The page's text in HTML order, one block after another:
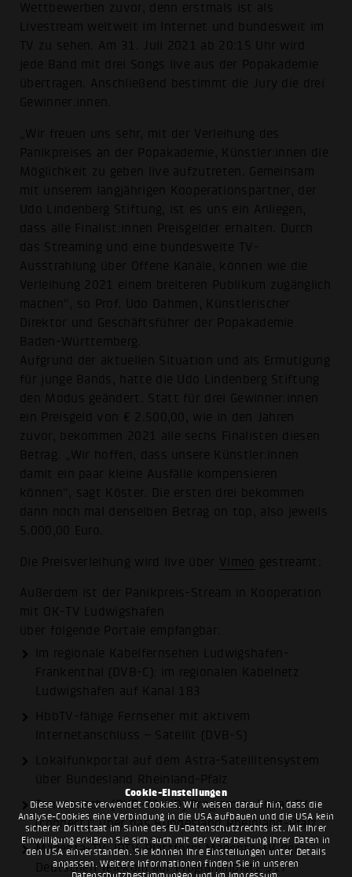
Cookie-Einstellungen
Diese Website verwendet Cookies. Wir weisen darauf hin, dass die
Analyse-Cookies eine Verbindung in die USA aufbauen und die USA kein
sicherer Drittstaat im Sinne des EU-Datenschutzrechts ist. Mit Ihrer
Einwilligung erklären Sie sich auch mit der Verarbeitung Ihrer Daten in
den USA einverstanden. Sie können Ihre Einstellungen unter Details
anpassen. Weitere Informationen finden Sie in unseren
Wettbewerben zuvor, denn erstmals ist als
Livestream weltweit im Internet und bundesweit im
TV zu sehen. Am 31. Juli 2021 ab 20:15 Uhr wird
jede Band mit drei Songs live aus der Popakademie
übertragen. Anschließend bestimmt die Jury die drei
Gewinner:innen.
„Wir freuen uns sehr, mit der Verleihung des
Panikpreises an der Popakademie, Künstler:innen die
Möglichkeit zu geben live aufzutreten. Gemeinsam
mit unserem langjährigen Kooperationspartner, der
Udo Lindenberg Stiftung, ist es uns ein Anliegen,
dass alle Finalist:innen Preisgelder erhalten. Durch
das Streaming und eine bundesweite TV-
Ausstrahlung über Offene Kanäle, können wie die
Verleihung 2021 einem breiteren Publikum zugänglich
machen“, so Prof. Udo Dahmen, Künstlerischer
Direktor und Geschäftsführer der Popakademie
Baden-Württemberg.
Aufgrund der aktuellen Situation und als Ermutigung
für junge Bands, hatte die Udo Lindenberg Stiftung
den Modus geändert. Statt für drei Gewinner:innen
ein Preisgeld von € 2.500,00, wie in den Jahren
zuvor, bekommen 2021 alle sechs Finalisten diesen
Betrag. „Wir hoffen, dass unsere Künstler:innen
damit ein paar kleine Ausfälle kompensieren
können“, sagt Köster. Die ersten drei bekommen
dann noch mal denselben Betrag on top, also jeweils
5.000,00 Euro.
Die Preisverleihung wird live über Vimeo gestreamt:
Außerdem ist der Panikpreis-Stream in Kooperation
mit OK-TV Ludwigshafen
über folgende Portale empfangbar:
Im regionale Kabelfernsehen Ludwigshafen-
Frankenthal (DVB-C): im regionalen Kabelnetz
Ludwigshafen auf Kanal 183
HbbTV-fähige Fernseher mit aktivem
Internetanschluss – Satellit (DVB-S)
Lokalfunkportal auf dem Astra-Satellitensystem
über Bundesland Rheinland-Pfalz
Terrestrisch: (DVB-T2-HD) Programm „Lokal-TV
(connect)“ über das Bundesland Rheinland-Pfalz
Magenta-TV: IPTV-Plattform Magenta-TV der
Deutschen Telekom auf Programmplatz 517